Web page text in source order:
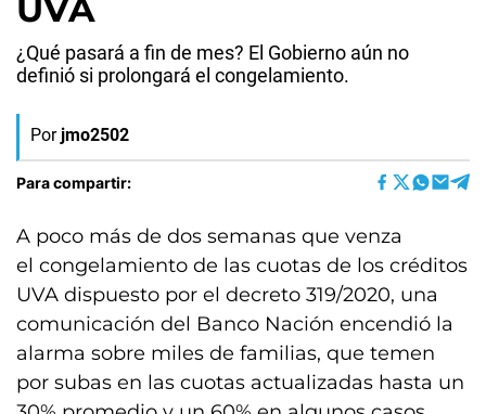
UVA
¿Qué pasará a fin de mes? El Gobierno aún no
definió si prolongará el congelamiento.
Por jmo2502
Para compartir:
A poco más de dos semanas que venza
el congelamiento de las cuotas de los créditos
UVA dispuesto por el decreto 319/2020, una
comunicación del Banco Nación encendió la
alarma sobre miles de familias, que temen
por subas en las cuotas actualizadas hasta un